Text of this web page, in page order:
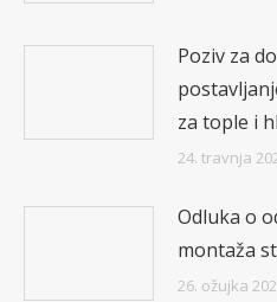
Poziv za
za tople i
24. travnja
Odluka o
montaža
26. ožujka